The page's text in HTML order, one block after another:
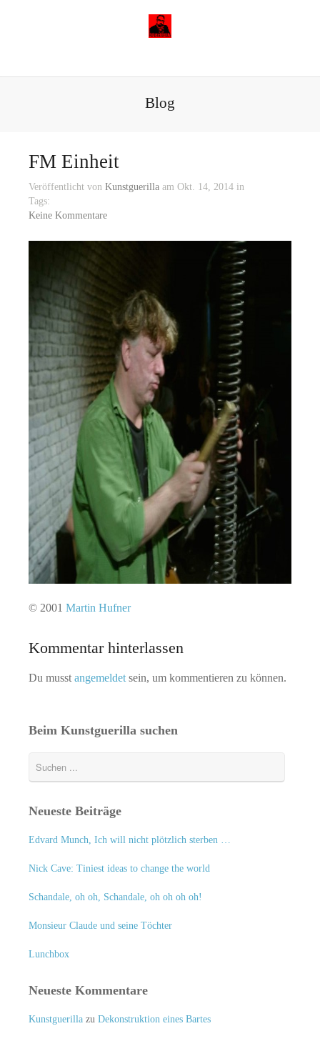
Blog
FM Einheit
Veröffentlicht von Kunstguerillaam Okt. 14, 2014 in
Tags:
Keine Kommentare
© 2001 Martin Hufner
Kommentar hinterlassen
Du musst angemeldetsein, um kommentieren zu können.
Beim Kunstguerilla suchen
Neueste Beiträge
Edvard Munch, Ich will nicht plötzlich sterben …
Nick Cave: Tiniest ideas to change the world
Schandale, oh oh, Schandale, oh oh oh oh!
Monsieur Claude und seine Töchter
Lunchbox
Neueste Kommentare
Kunstguerillazu Dekonstruktion eines Bartes